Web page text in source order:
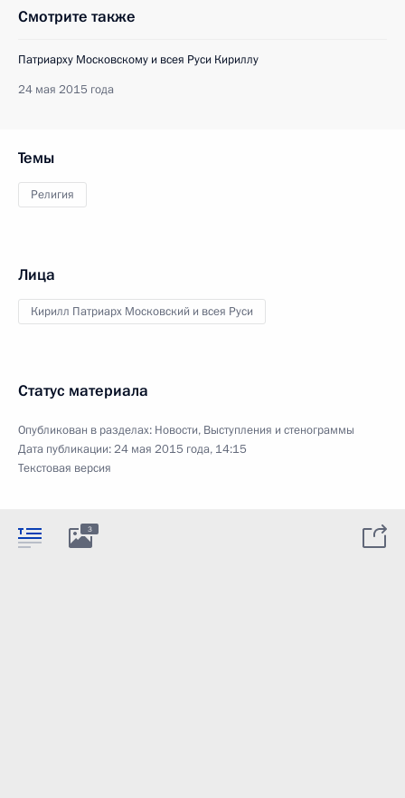
Смотрите также
Патриарху Московскому и всея Руси Кириллу
24 мая 2015 года
Темы
Религия
Лица
Кирилл Патриарх Московский и всея Руси
Статус материала
Опубликован в разделах: Новости, Выступления и стенограммы
Дата публикации:24 мая 2015 года, 14:15
Текстовая версия
3